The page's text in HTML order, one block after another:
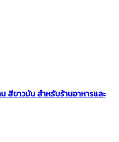
สีขาวมัน สำหรับร้านอาหารและ